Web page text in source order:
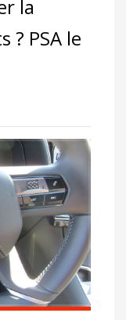
la
? PSA le